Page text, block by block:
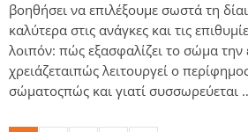
βοηθήσει να επιλέξουμε σωστά τη
καλύτερα στις ανάγκες και τις
λοιπόν: πώς εξασφαλίζει το σώμα την
χρειάζεταιπώς λειτουργεί ο
σώματοςπώς και γιατί συσσωρεύεται